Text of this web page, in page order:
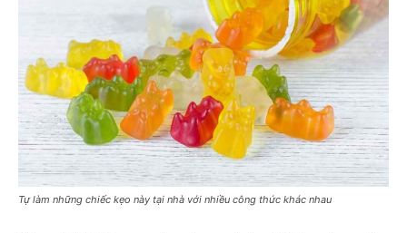
Tự làm những chiếc kẹo này tại nhà với nhiều công thức khác nhau